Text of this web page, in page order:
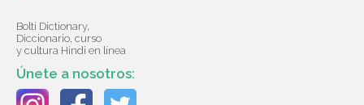
Bolti Dictionary,
Diccionario, curso
y cultura Hindi en línea
Únete a nosotros: